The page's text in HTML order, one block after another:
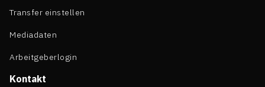
Transfer einstellen
Mediadaten
Arbeitgeberlogin
Kontakt